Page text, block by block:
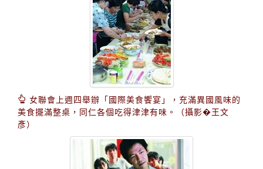
女聯會上週四舉辦「國際美食饗宴」，充滿異國風味的
美食擺滿整桌，同仁各個吃得津津有味。（攝影�王文
彥）